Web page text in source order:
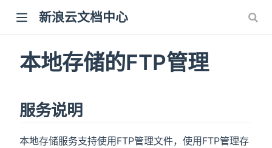
新浪云文档中心
本地存储的FTP管理
服务说明
本地存储服务支持使用FTP管理文件，使用FTP管理存